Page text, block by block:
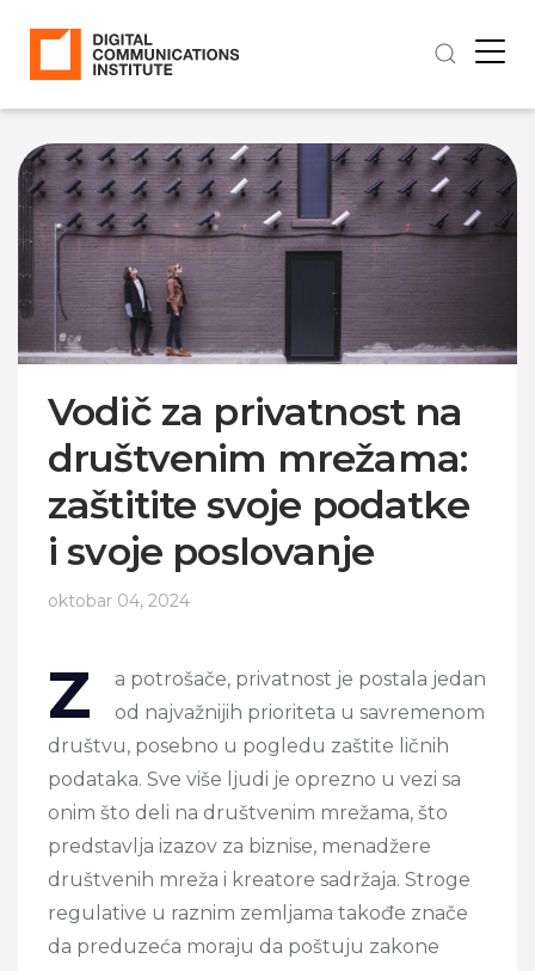
Vodič za privatnost na
društvenim mrežama:
zaštitite svoje podatke
i svoje poslovanje
oktobar 04, 2024
Z
a potrošače, privatnost je postala jedan
od najvažnijih prioriteta u savremenom
društvu, posebno u pogledu zaštite ličnih
podataka. Sve više ljudi je oprezno u vezi sa
onim što deli na društvenim mrežama, što
predstavlja izazov za biznise, menadžere
društvenih mreža i kreatore sadržaja. Stroge
regulative u raznim zemljama takođe znače
da preduzeća moraju da poštuju zakone